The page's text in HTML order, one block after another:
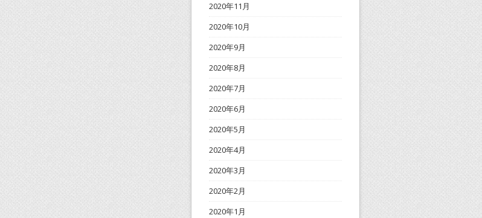
2020年11月
2020年10月
2020年9月
2020年8月
2020年7月
2020年6月
2020年5月
2020年4月
2020年3月
2020年2月
2020年1月